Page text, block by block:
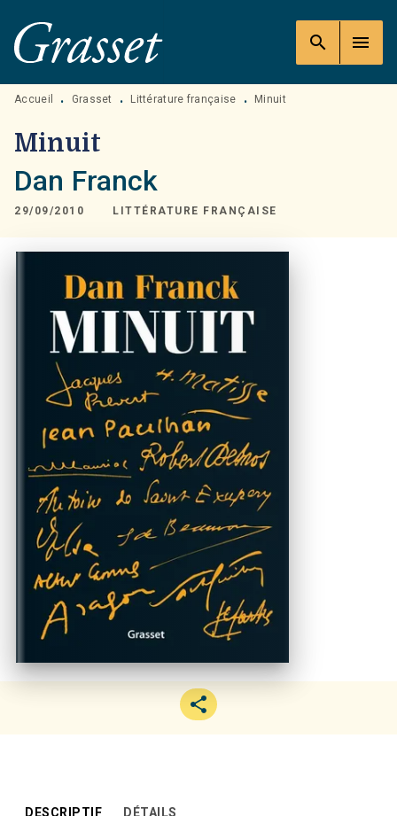
MENU RECHERCHE
PIED DE PAGE
search menu
Accueil • Grasset • Littérature française • Minuit
Minuit
Dan Franck
29/09/2010 LITTÉRATURE FRANÇAISE
DESCRIPTIF DÉTAILS